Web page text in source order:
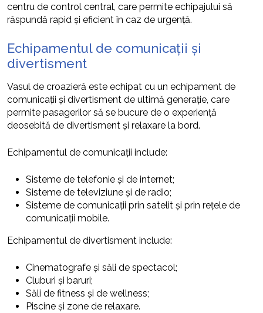
centru de control central, care permite echipajului să
răspundă rapid și eficient în caz de urgență.
Echipamentul de comunicații și
divertisment
Vasul de croazieră este echipat cu un echipament de
comunicații și divertisment de ultimă generație, care
permite pasagerilor să se bucure de o experiență
deosebită de divertisment și relaxare la bord.
Echipamentul de comunicații include:
Sisteme de telefonie și de internet;
Sisteme de televiziune și de radio;
Sisteme de comunicații prin satelit și prin rețele de
comunicații mobile.
Echipamentul de divertisment include:
Cinematografe și săli de spectacol;
Cluburi și baruri;
Săli de fitness și de wellness;
Piscine și zone de relaxare.